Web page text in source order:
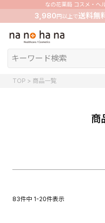
なの花薬局 コスメ・ヘ
3,980 円以上で送料無
TOP 商品一覧
商
在庫なし商品
在庫なし商品を表示し
並び順
価格が安い順
キーワードヒット順
83件中 1-20件表示